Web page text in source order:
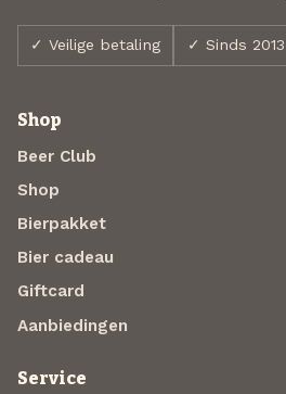
✓ Veilige betaling ✓ Sinds 2013
Shop
Beer Club
Shop
Bierpakket
Bier cadeau
Giftcard
Aanbiedingen
Service